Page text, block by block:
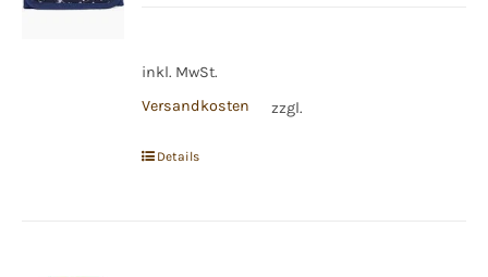
inkl. MwSt.
zzgl.
Versandkosten
Details